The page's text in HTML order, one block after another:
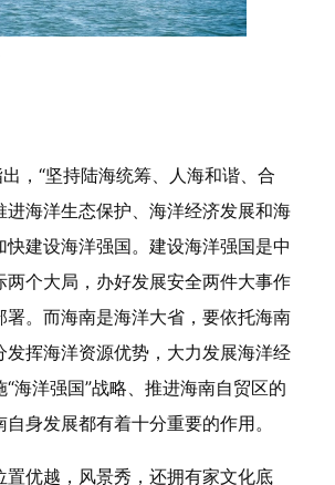
，“坚持陆海统筹、人海和谐、合
进海洋生态保护、海洋经济发展和海
快建设海洋强国。建设海洋强国是中
两个大局，办好发展安全两件大事作
署。而海南是海洋大省，要依托海南
发挥海洋资源优势，大力发展海洋经
海洋强国”战略、推进海南自贸区的
身发展都有着十分重要的作用。
置优越，风景秀，还拥有家文化底